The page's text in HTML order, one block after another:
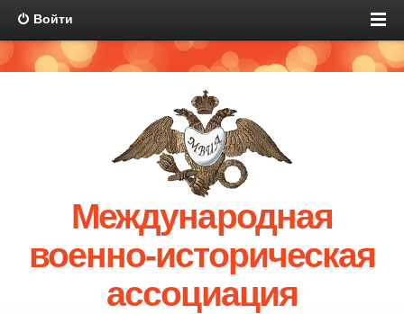
Войти
Международная
военно-историческая
ассоциация